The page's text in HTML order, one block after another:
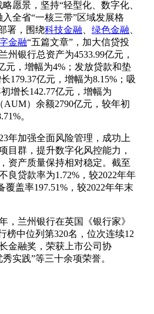
愿景，坚持“轻型化、数字化、
全省“一核三带”区域发展格
署，围绕科技金融 绿色金融
金融“五篇文章”，加大信贷投
州银行总资产为4533.99亿元，
元，增幅为4%；发放贷款和垫
179.37亿元，增幅为8.15%；吸
增长142.77亿元，增幅为
AUM）余额2790亿元，较年初
。
年加强全面风险管理，成功上
目群，提升数字化风控能力，
资产质量保持相对稳定。截至
良贷款率为1.72%，较2022年年
覆盖率197.51%，较2022年年末
，兰州银行在英国《银行家》
榜中位列第320名，位次连续12
金融奖，荣获上市公司协
实践”等三十余项荣誉。